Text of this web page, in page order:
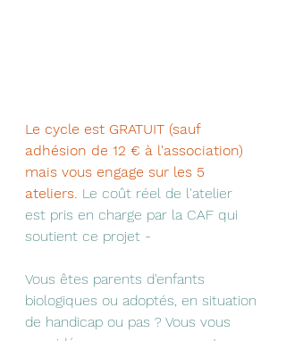
Le cycle est GRATUIT (sauf
adhésion de 12 € à l'association)
mais vous engage sur les 5
ateliers. Le coût réel de l'atelier
est pris en charge par la CAF qui
soutient ce projet -
Vous êtes parents d'enfants
biologiques ou adoptés, en situation
de handicap ou pas ? Vous vous